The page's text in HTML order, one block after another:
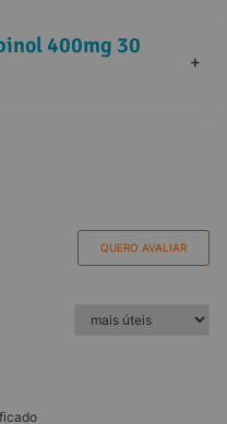
400mg 30
+
QUERO AVALIAR